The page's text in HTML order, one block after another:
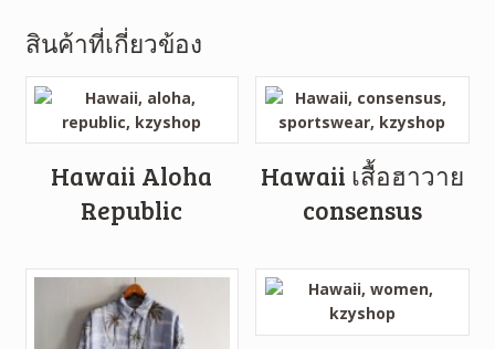
สินค้าที่เกี่ยวข้อง
Hawaii Aloha
Republic
Hawaii เสื้อฮาวาย
consensus